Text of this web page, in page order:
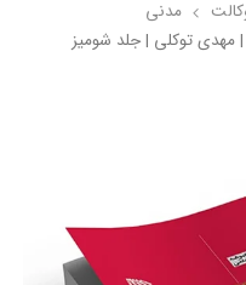
مدنی
توکلي | جلد شومیز